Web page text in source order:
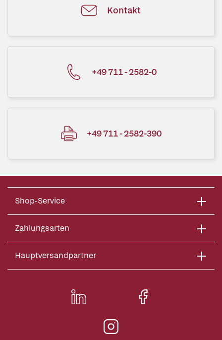
Kontakt
+49 711 - 2582-0
+49 711 - 2582-390
Shop-Service
Zahlungsarten
Hauptversandpartner